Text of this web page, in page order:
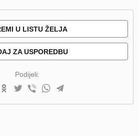
U LISTU ŽELJA
ZA USPOREDBU
Podijeli: